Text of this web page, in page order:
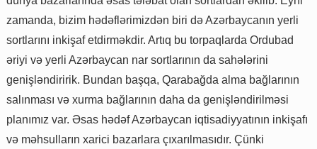
zamanda, bizim hədəflərimizdən biri də Azərbaycanın yerli
sortlarını inkişaf etdirməkdir. Artıq bu torpaqlarda Ordubad
əriyi və yerli Azərbaycan nar sortlarının da sahələrini
genişləndiririk. Bundan başqa, Qarabağda alma bağlarının
salınması və xurma bağlarının daha da genişləndirilməsi
planımız var. Əsas hədəf Azərbaycan iqtisadiyyatının inkişafı
və məhsulların xarici bazarlara çıxarılmasıdır. Çünki